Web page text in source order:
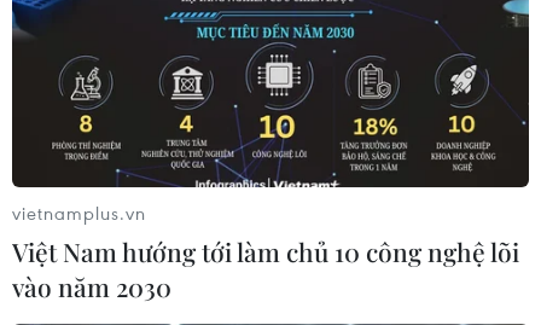
vietnamplus.vn
Việt Nam hướng tới làm chủ 10 công nghệ lõi
vào năm 2030